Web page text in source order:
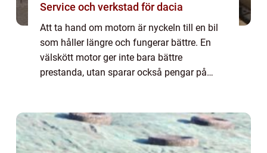
Service och verkstad för dacia
Att ta hand om motorn är nyckeln till en bil
som håller längre och fungerar bättre. En
välskött motor ger inte bara bättre
prestanda, utan sparar också pengar på